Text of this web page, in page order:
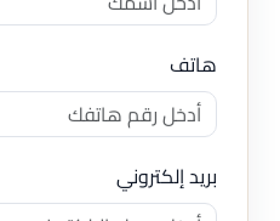
هاتف
بريد إلكتروني